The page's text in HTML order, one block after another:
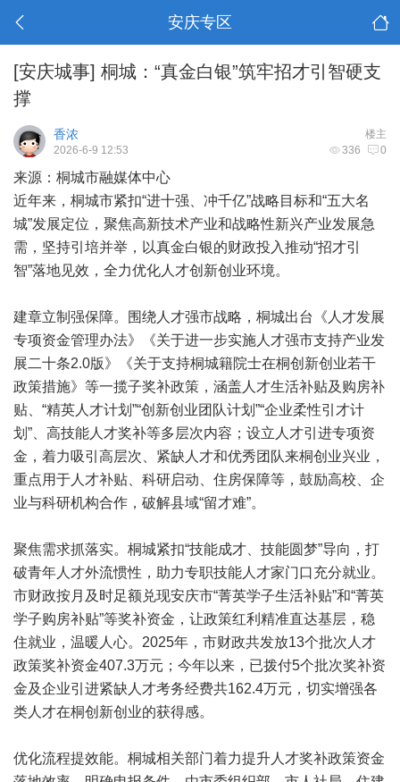
安庆专区
[安庆城事] 桐城：“真金白银”筑牢招才引智硬支
撑
楼主
香浓
336 0
2026-6-9 12:53
来源：桐城市融媒体中心
近年来，桐城市紧扣“进十强、冲千亿”战略目标和“五大名
城”发展定位，聚焦高新技术产业和战略性新兴产业发展急
需，坚持引培并举，以真金白银的财政投入推动“招才引
智”落地见效，全力优化人才创新创业环境。
建章立制强保障。围绕人才强市战略，桐城出台《人才发展
专项资金管理办法》《关于进一步实施人才强市支持产业发
展二十条2.0版》《关于支持桐城籍院士在桐创新创业若干
政策措施》等一揽子奖补政策，涵盖人才生活补贴及购房补
贴、“精英人才计划”“创新创业团队计划”“企业柔性引才计
划”、高技能人才奖补等多层次内容；设立人才引进专项资
金，着力吸引高层次、紧缺人才和优秀团队来桐创业兴业，
重点用于人才补贴、科研启动、住房保障等，鼓励高校、企
业与科研机构合作，破解县域“留才难”。
聚焦需求抓落实。桐城紧扣“技能成才、技能圆梦”导向，打
破青年人才外流惯性，助力专职技能人才家门口充分就业。
市财政按月及时足额兑现安庆市“菁英学子生活补贴”和“菁英
学子购房补贴”等奖补资金，让政策红利精准直达基层，稳
住就业，温暖人心。2025年，市财政共发放13个批次人才
政策奖补资金407.3万元；今年以来，已拨付5个批次奖补资
金及企业引进紧缺人才考务经费共162.4万元，切实增强各
类人才在桐创新创业的获得感。
优化流程提效能。桐城相关部门着力提升人才奖补政策资金